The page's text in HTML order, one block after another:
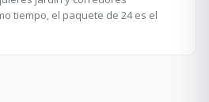
tiempo, el paquete de 24 es el